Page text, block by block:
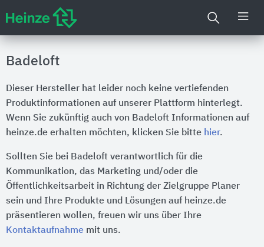
Badeloft
Dieser Hersteller hat leider noch keine vertiefenden
Produktinformationen auf unserer Plattform hinterlegt.
Wenn Sie zukünftig auch von Badeloft Informationen auf
heinze.de erhalten möchten, klicken Sie bitte hier.
Sollten Sie bei Badeloft verantwortlich für die
Kommunikation, das Marketing und/oder die
Öffentlichkeitsarbeit in Richtung der Zielgruppe Planer
sein und Ihre Produkte und Lösungen auf heinze.de
präsentieren wollen, freuen wir uns über Ihre
Kontaktaufnahme mit uns.